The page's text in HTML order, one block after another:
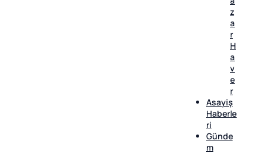
z
a
r
H
a
v
e
r
Asayiş
Haberle
ri
Günde
m